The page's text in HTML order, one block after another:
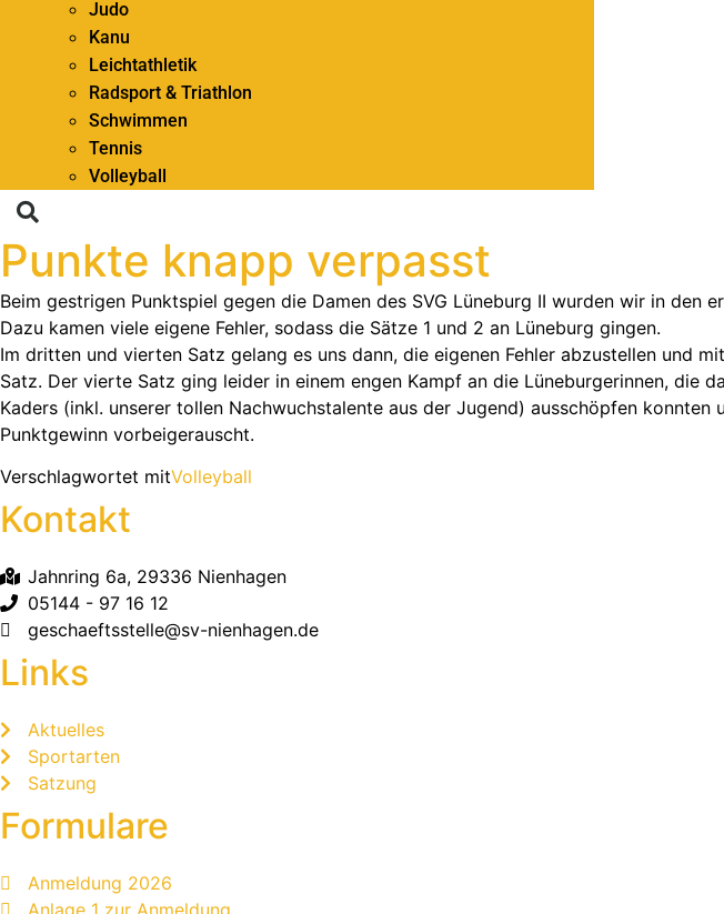
Judo
Kanu
Leichtathletik
Radsport & Triathlon
Schwimmen
Tennis
Volleyball
Punkte knapp verpasst
Beim gestrigen Punktspiel gegen die Damen des SVG Lüneburg II wurden wir in
Dazu kamen viele eigene Fehler, sodass die Sätze 1 und 2 an Lüneburg gingen.
Im dritten und vierten Satz gelang es uns dann, die eigenen Fehler abzustellen und
Satz. Der vierte Satz ging leider in einem engen Kampf an die Lüneburgerinnen, die
Kaders (inkl. unserer tollen Nachwuchstalente aus der Jugend) ausschöpfen
Punktgewinn vorbeigerauscht.
Verschlagwortet mitVolleyball
Kontakt
Jahnring 6a, 29336 Nienhagen
05144 - 97 16 12
geschaeftsstelle@sv-nienhagen.de
Links
Aktuelles
Sportarten
Satzung
Formulare
Anmeldung 2026